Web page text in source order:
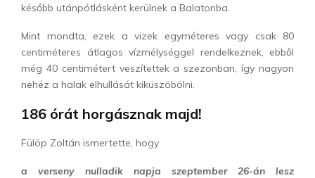
később utánpótlásként kerülnek a Balatonba.
Mint mondta, ezek a vizek egyméteres vagy csak 80
centiméteres átlagos vízmélységgel rendelkeznek, ebből
még 40 centimétert veszítettek a szezonban, így nagyon
nehéz a halak elhullását kiküszöbölni.
186 órát horgásznak majd!
Fülöp Zoltán ismertette, hogy
a verseny nulladik napja szeptember 26-án lesz